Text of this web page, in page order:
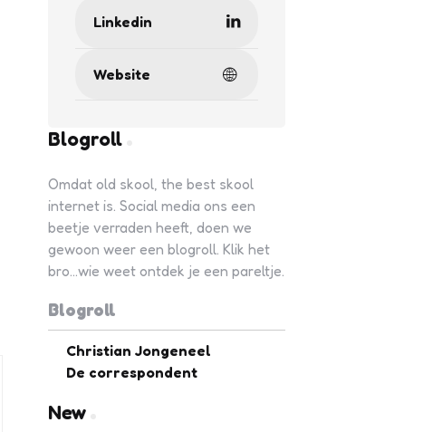
Linkedin
Website
Blogroll
Omdat old skool, the best skool
internet is. Social media ons een
beetje verraden heeft, doen we
gewoon weer een blogroll. Klik het
bro...wie weet ontdek je een pareltje.
Blogroll
Christian Jongeneel
De correspondent
New